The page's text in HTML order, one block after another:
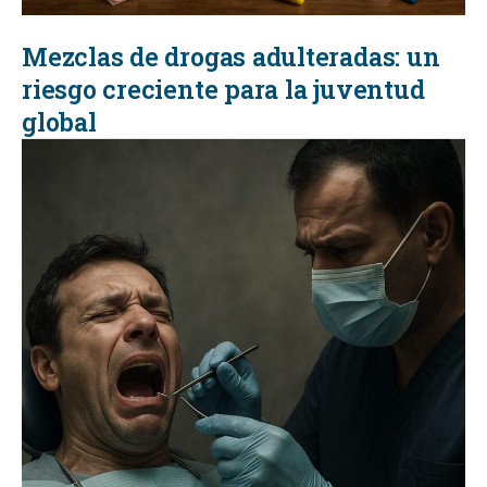
Mezclas de drogas adulteradas: un
riesgo creciente para la juventud
global